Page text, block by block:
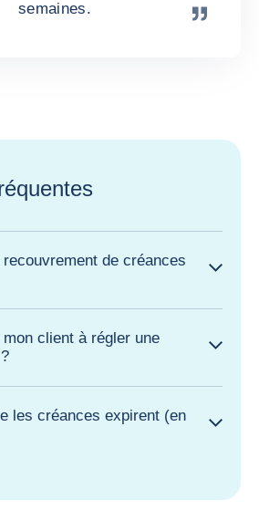
semaines.
recouvrement de créances
client à régler une
les créances expirent (en